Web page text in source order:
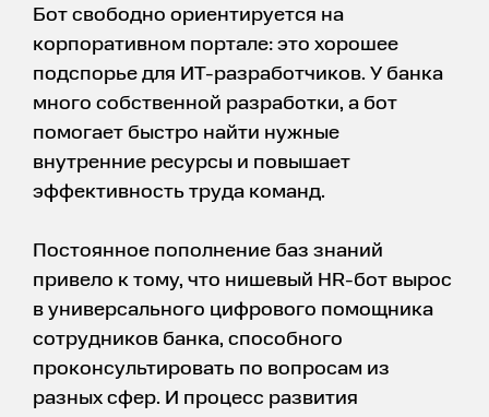
Бот свободно ориентируется на
корпоративном портале: это хорошее
подспорье для ИТ-разработчиков. У банка
много собственной разработки, а бот
помогает быстро найти нужные
внутренние ресурсы и повышает
эффективность труда команд.
Постоянное пополнение баз знаний
привело к тому, что нишевый HR-бот вырос
в универсального цифрового помощника
сотрудников банка, способного
проконсультировать по вопросам из
разных сфер. И процесс развития